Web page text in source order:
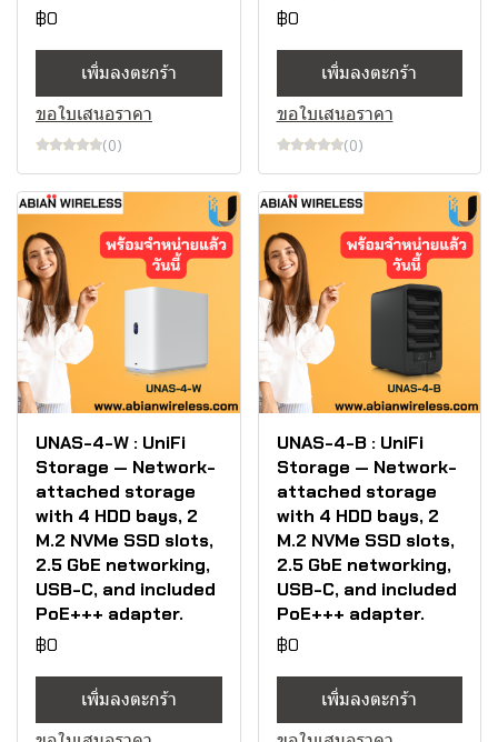
฿0
เพิ่มลงตะกร้า
ขอใบเสนอราคา
(0)
฿0
เพิ่มลงตะกร้า
ขอใบเสนอราคา
(0)
UNAS-4-W : UniFi
Storage — Network-
attached storage
with 4 HDD bays, 2
M.2 NVMe SSD slots,
2.5 GbE networking,
USB-C, and included
PoE+++ adapter.
฿0
เพิ่มลงตะกร้า
UNAS-4-B : UniFi
Storage — Network-
attached storage
with 4 HDD bays, 2
M.2 NVMe SSD slots,
2.5 GbE networking,
USB-C, and included
PoE+++ adapter.
฿0
เพิ่มลงตะกร้า